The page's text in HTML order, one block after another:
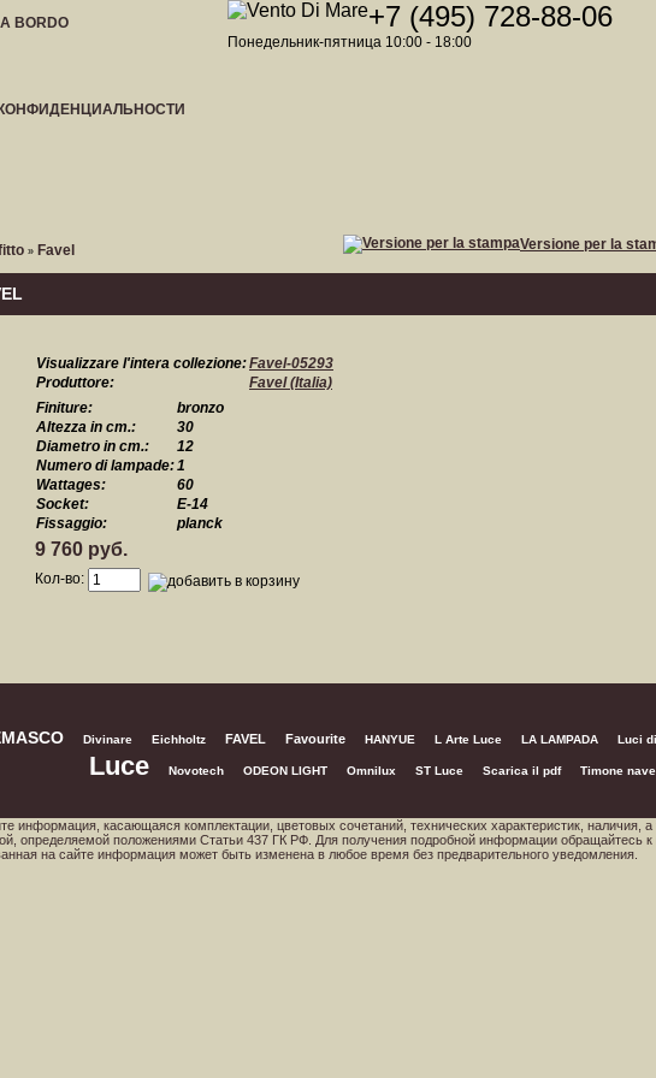
BORDO +7 (495) 728-88-06
Понедельник-пятница 10:00 - 18:00
» Favel Versione per la
Visualizzare l'intera collezione:Favel-05293
Produttore:
Favel (Italia)
Finiture:
bronzo
Altezza in cm.:
30
Diametro in cm.:
12
Numero di lampade:1
Wattages:
60
Socket:
E-14
Fissaggio:
planck
9 760 руб.
Кол-во:
Divinare Eichholtz FAVEL Favourite HANYUE L Arte Luce LA LAMPADA Luci
Luce
Novotech ODEON LIGHT Omnilux ST Luce Scarica il pdf Timone nave
информация, касающаяся комплектации, цветовых сочетаний, технических характеристик, наличия,
определяемой положениями Статьи 437 ГК РФ. Для получения подробной информации обращайтесь
на сайте информация может быть изменена в любое время без предварительного уведомления.